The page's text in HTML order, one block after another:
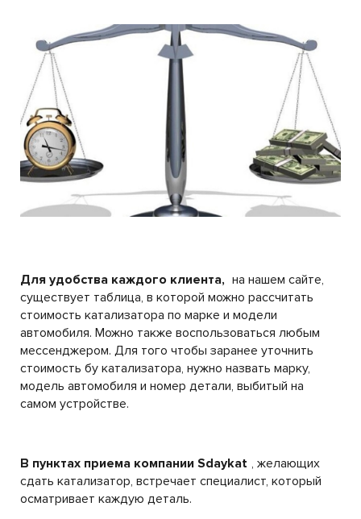
Для удобства каждого клиента, на нашем сайте,
существует таблица, в которой можно рассчитать
стоимость катализатора по марке и модели
автомобиля. Можно также воспользоваться любым
мессенджером. Для того чтобы заранее уточнить
стоимость бу катализатора, нужно назвать марку,
модель автомобиля и номер детали, выбитый на
самом устройстве.
В пунктах приема компании Sdaykat , желающих
сдать катализатор, встречает специалист, который
осматривает каждую деталь.